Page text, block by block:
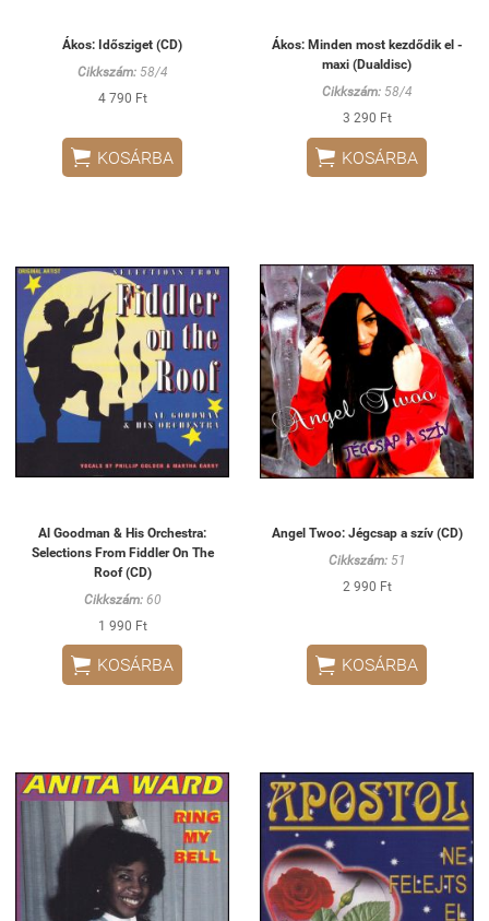
Ákos: Idősziget (CD)
Cikkszám:58/4
4 790 Ft
 KOSÁRBA
Ákos: Minden most kezdődik el -
maxi (Dualdisc)
Cikkszám:58/4
3 290 Ft
 KOSÁRBA
Al Goodman & His Orchestra:
Selections From Fiddler On The
Roof (CD)
Cikkszám:60
1 990 Ft
 KOSÁRBA
Angel Twoo: Jégcsap a szív (CD)
Cikkszám:51
2 990 Ft
 KOSÁRBA